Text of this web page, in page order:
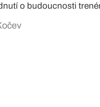
o budoucnosti